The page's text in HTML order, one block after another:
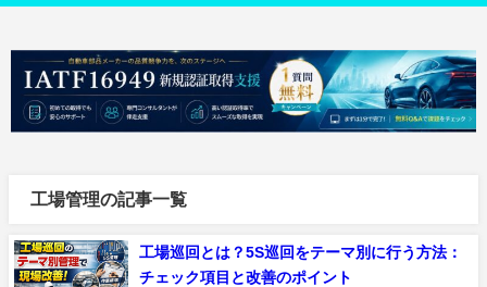
工場管理の記事一覧
工場巡回とは？5S巡回をテーマ別に行う方法：
チェック項目と改善のポイント